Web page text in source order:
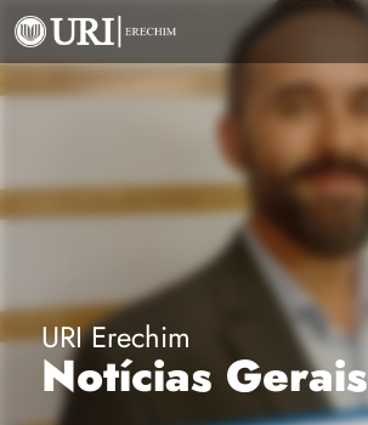
URI Erechim
Notícias Gerais